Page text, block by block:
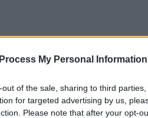
My Personal Information
out of the sale, sharing to third
for targeted advertising by us,
Please note that after your opt-